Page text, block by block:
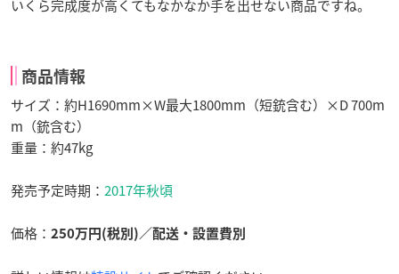
いくら完成度が高くてもなかなか手を出せない商品ですね。
商品情報
サイズ：約H1690mm×W最大1800mm（短銃含む）×D 700m
m（銃含む）
重量：約47kg
発売予定時期： 2017年秋頃
価格： 250万円(税別)／配送・設置費別